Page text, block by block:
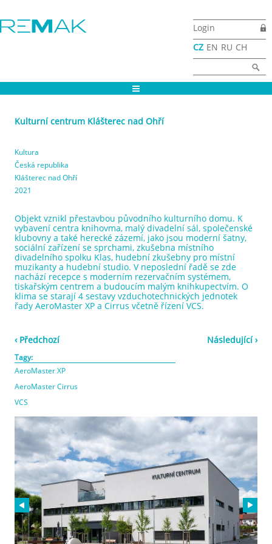
Login
CZ EN RU CH
Kulturní centrum Klášterec nad Ohří
Kultura
Česká republika
Klášterec nad Ohří
2021
Objekt vznikl přestavbou původního kulturního domu. K
vybavení centra knihovma, malý divadelní sál, společenské
klubovny a také herecké zázemí, jako jsou moderní šatny,
sociální zařízení se sprchami, zkušebna místního
divadelního spolku Klas, hudební zkušebny pro místní
muzikanty a hudební studio. V neposlední řadě se zde
nachází recepce s moderním rezervačním systémem,
tiskařským centrem a budoucím malým knihkupectvím. O
klima se starají 4 sestavy vzduchotechnických jednotek
řady AeroMaster XP a Cirrus včetně řízení VCS.
‹ Předchozí Následující ›
Tagy:
AeroMaster XP
AeroMaster Cirrus
VCS